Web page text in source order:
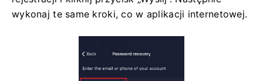
wykonaj te same kroki, co w aplikacji internetowej.